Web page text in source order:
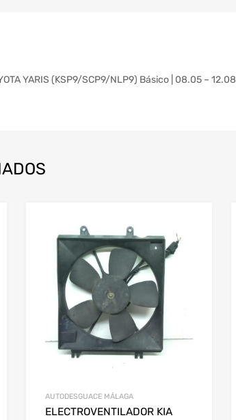
YARIS (KSP9/SCP9/NLP9) Básico | 08.05 – 12.08 |
AUTODESGUACE MÁLAGA
ELECTROVENTILADOR KIA